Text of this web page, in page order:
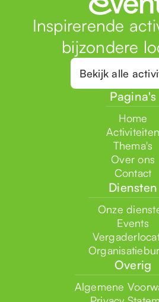
Inspirerende
bijzondere
Bekijk alle
Pagina's
Home
Activiteiten
Thema's
Over ons
Contact
Diensten
Onze
Events
Overig
Algemene